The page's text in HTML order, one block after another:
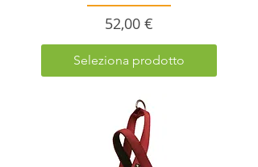
Prezzo
52,00 €
Seleziona prodotto